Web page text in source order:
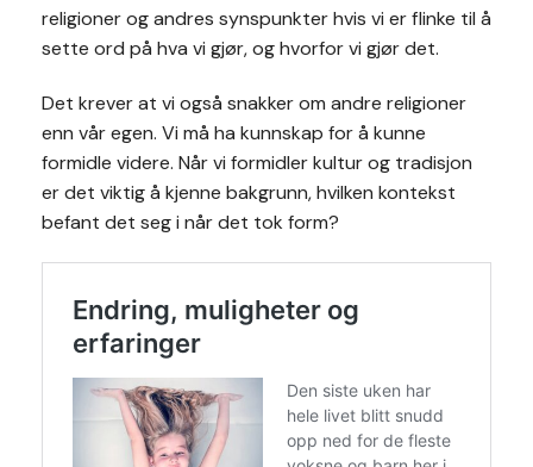
religioner og andres synspunkter hvis vi er flinke til å
sette ord på hva vi gjør, og hvorfor vi gjør det.
Det krever at vi også snakker om andre religioner
enn vår egen. Vi må ha kunnskap for å kunne
formidle videre. Når vi formidler kultur og tradisjon
er det viktig å kjenne bakgrunn, hvilken kontekst
befant det seg i når det tok form?